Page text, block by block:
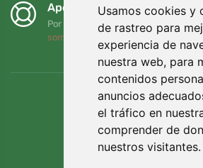
Usamos cookies y
de rastreo para
experiencia de
nuestra web, para
contenidos
anuncios
el tráfico en
comprender de
nuestros visitantes.
Apoyamos a Trees.org
Por cada pedido plantamos un árbol.
somos